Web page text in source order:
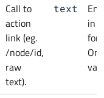
Call to
action
link (eg.
/node/id,
raw
text).
text
in